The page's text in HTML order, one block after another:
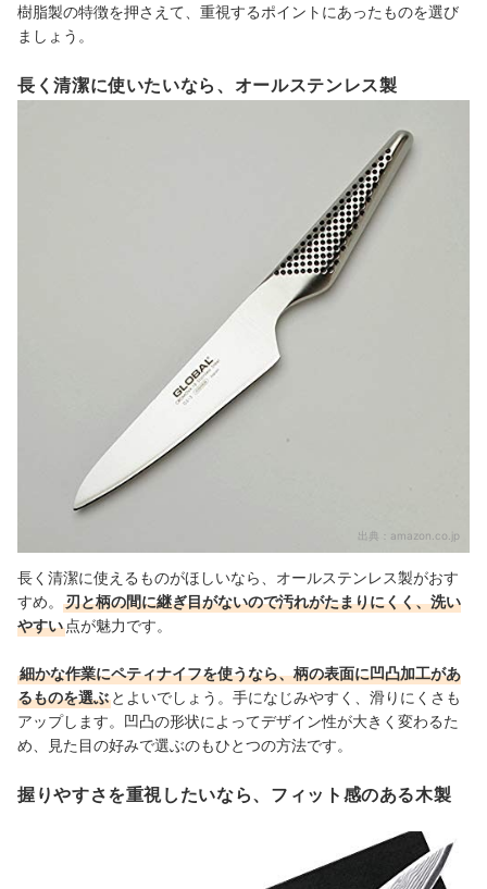
樹脂製の特徴を押さえて、重視するポイントにあったものを選び
ましょう。
長く清潔に使いたいなら、オールステンレス製
出典： amazon.co.jp
長く清潔に使えるものがほしいなら、オールステンレス製がおす
すめ。
刃と柄の間に継ぎ目がないので汚れがたまりにくく、洗い
やすい 点が魅力です。
細かな作業にペティナイフを使うなら、柄の表面に凹凸加工があ
るものを選ぶ とよいでしょう。手になじみやすく、滑りにくさも
アップします。凹凸の形状によってデザイン性が大きく変わるた
め、見た目の好みで選ぶのもひとつの方法です。
握りやすさを重視したいなら、フィット感のある木製